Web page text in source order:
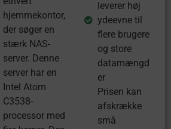
hjemmekontor,
der søger en
stærk NAS-
server. Denne
server har en
Intel Atom
C3538-
processor med
leverer høj
ydeevne til
flere brugere
og store
datamængd
er
Prisen kan
afskrække
små